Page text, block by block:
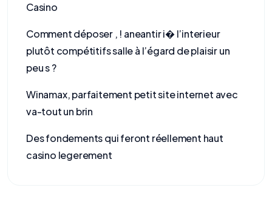
Casino
Comment déposer , ! aneantir i� l’interieur
plutôt compétitifs salle à l’égard de plaisir un
peu s ?
Winamax, parfaitement petit site internet avec
va-tout un brin
Des fondements qui feront réellement haut
casino legerement